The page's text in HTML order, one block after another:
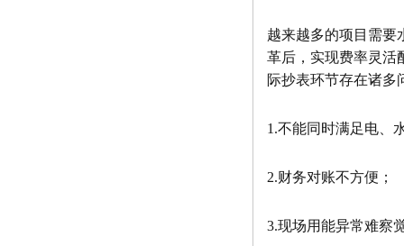
越来越多的项目需要
⾰后，实现费率灵活
际抄表环节存在诸多
1.不能同时满足电、
2.财务对账不方便；
3.现场用能异常难察